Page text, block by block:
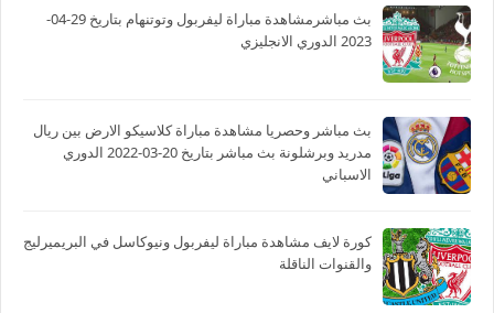
بث مباشرمشاهدة مباراة ليفربول وتوتنهام بتاريخ 29-04-
2023 الدوري الانجليزي
بث مباشر وحصريا مشاهدة مباراة كلاسيكو الارض بين ريال
مدريد وبرشلونة بث مباشر بتاريخ 20-03-2022 الدوري
الاسباني
كورة لايف مشاهدة مباراة ليفربول ونيوكاسل في البريميرليج
والقنوات الناقلة